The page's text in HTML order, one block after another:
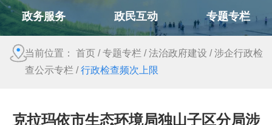
政务服务
政民互动 专题专栏
当前位置： 首页 /专题专栏 /法治政府建设 /涉企行政检
查公示专栏 /行政检查频次上限
克拉玛依市生态环境局独山子区分局涉